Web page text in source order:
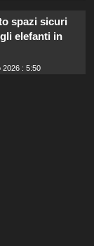
spazi sicuri
elefanti in
2026 : 5:50